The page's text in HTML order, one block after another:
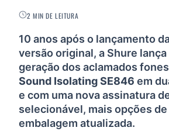
2 MIN DE LEITURA
10 anos após o lançamento
versão original, a Shure
geração dos aclamados
Sound Isolating SE846 em
e com uma nova assinatura
selecionável, mais opções
embalagem atualizada.